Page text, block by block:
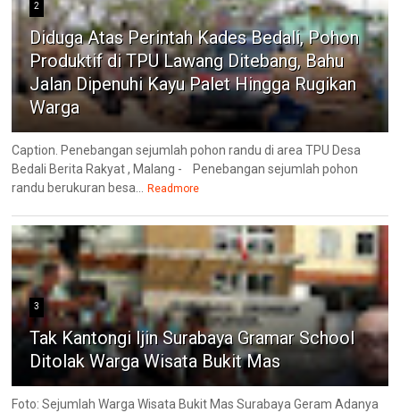
2
Diduga Atas Perintah Kades Bedali, Pohon
Produktif di TPU Lawang Ditebang, Bahu
Jalan Dipenuhi Kayu Palet Hingga Rugikan
Warga
Caption. Penebangan sejumlah pohon randu di area TPU Desa
Bedali Berita Rakyat , Malang - Penebangan sejumlah pohon
randu berukuran besa... Readmore
3
Tak Kantongi Ijin Surabaya Gramar School
Ditolak Warga Wisata Bukit Mas
Foto: Sejumlah Warga Wisata Bukit Mas Surabaya Geram Adanya